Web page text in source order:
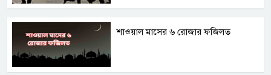
শাওয়াল মাসের ৬ রোজার ফজিলত